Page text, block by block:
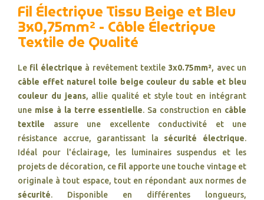
Fil Électrique Tissu Beige et Bleu
3x0,75mm² - Câble Électrique
Textile de Qualité
Le fil électrique à revêtement textile 3x0.75mm², avec un
câble effet naturel toile beige couleur du sable et bleu
couleur du jeans, allie qualité et style tout en intégrant
une mise à la terre essentielle. Sa construction en câble
textile assure une excellente conductivité et une
résistance accrue, garantissant la sécurité électrique.
Idéal pour l'éclairage, les luminaires suspendus et les
projets de décoration, ce filapporte une touche vintage et
originale à tout espace, tout en répondant aux normes de
sécurité. Disponible en différentes longueurs,